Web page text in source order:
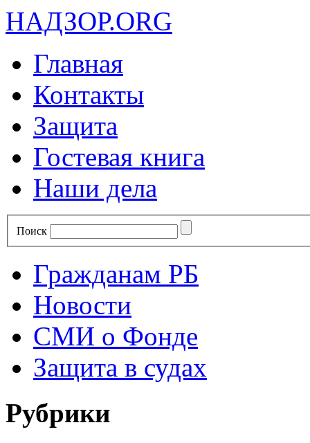
НАДЗОР.ORG
Главная
Контакты
Защита
Гостевая книга
Наши дела
Поиск
Гражданам РБ
Новости
СМИ о Фонде
Защита в судах
Рубрики